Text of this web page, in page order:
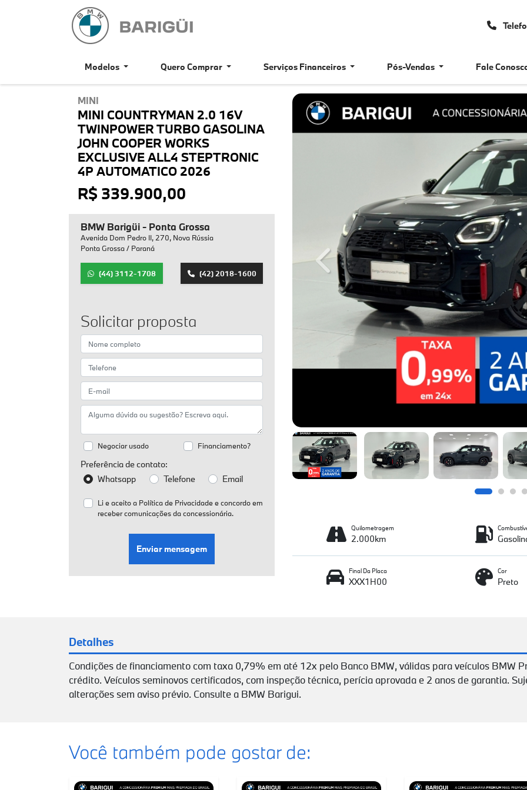
Modelos Quero Comprar Serviços Financeiros Pós-Vendas Fale
MINI
MINI COUNTRYMAN 2.0 16V
TWINPOWER TURBO GASOLINA
JOHN COOPER WORKS
EXCLUSIVE ALL4 STEPTRONIC
4P AUTOMATICO 2026
R$ 339.900,00
BMW Barigüi - Ponta Grossa
Avenida Dom Pedro II, 270, Nova Rússia
Ponta Grossa / Paraná
(42) 2018-1600
(44) 3112-1708
Solicitar proposta
Financiamento?
Negociar usado
Preferência de contato:
Whatsapp
Telefone Email
Li e aceito a Política de Privacidadee concordo em
receber comunicações da concessionária.
Enviar mensagem
Previous
Quilometragem
2.000km
Cor
Preto
Final Da Placa
XXX1H00
Detalhes
Condições de financiamento com taxa 0,79% em até 12x pelo Banco BMW, válidas para veículos BMW
crédito. Veículos seminovos certificados, com inspeção técnica, perícia aprovada e 2 anos de garantia.
alterações sem aviso prévio. Consulte a BMW Barigui.
Você também pode gostar de: